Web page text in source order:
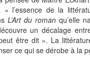
« l’essence de la
L’Art du roman qu’elle
un décalage
être dit ». La
ce qui se dérobe à la